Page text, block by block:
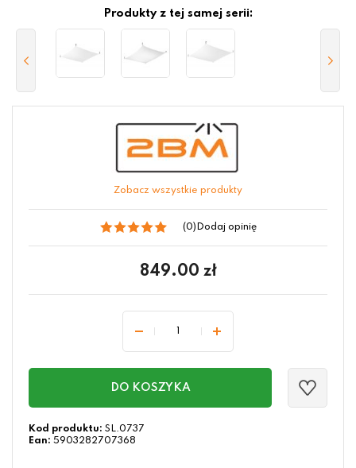
Produkty z tej samej serii:
Zobacz wszystkie produkty
(0) Dodaj opinię
849.00 zł
DO KOSZYKA
Kod produktu: SL.0737
Ean: 5903282707368